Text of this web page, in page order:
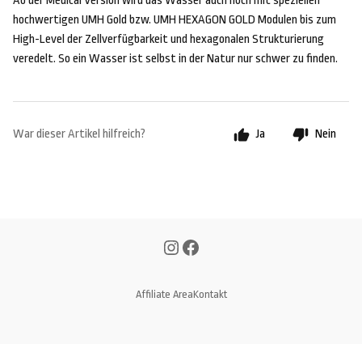
hochwertigen UMH Gold bzw. UMH HEXAGON GOLD Modulen bis zum
High-Level der Zellverfügbarkeit und hexagonalen Strukturierung
veredelt. So ein Wasser ist selbst in der Natur nur schwer zu finden.
War dieser Artikel hilfreich? Ja Nein
Affiliate AreaKontakt